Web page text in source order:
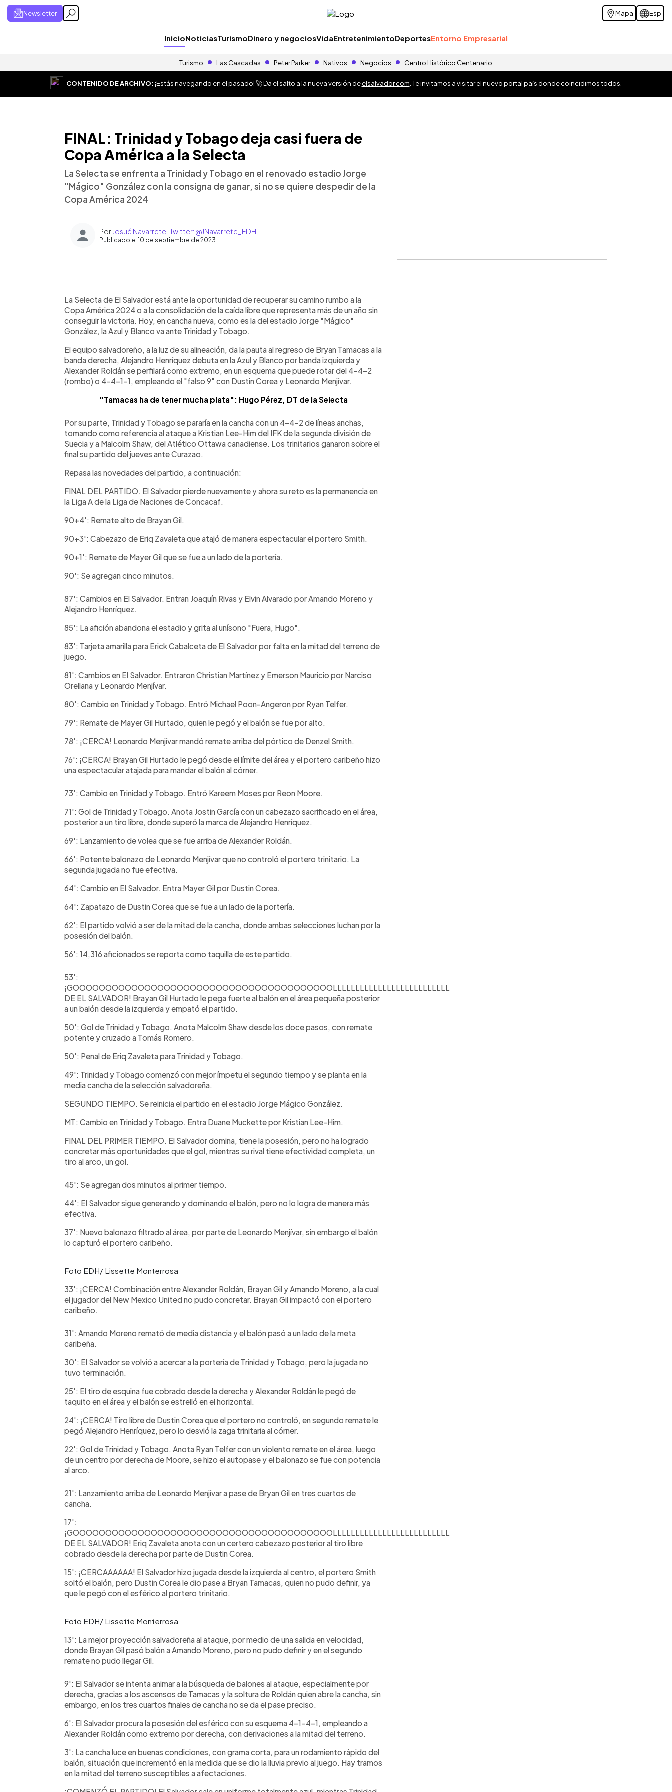
Newsletter Mapa Esp
InicioNoticiasTurismoDinero y negociosVidaEntretenimientoDeportesEntorno Empresarial
Turismo Las Cascadas Peter Parker Nativos Negocios Centro Histórico Centenario
CONTENIDO DE ARCHIVO:¡Estás navegando en el pasado! 🚀 Da el salto a la nueva versión deelsalvador.com . Te invitamos a visitar el nuevo portal país donde coincidimos todos.
FINAL: Trinidad y Tobago deja casi fuera de
Copa América a la Selecta
La Selecta se enfrenta a Trinidad y Tobago en el renovado estadio Jorge
"Mágico" González con la consigna de ganar, si no se quiere despedir de la
Copa América 2024
Por Josué Navarrete | Twitter: @JNavarrete_EDH
Publicado el 10 de septiembre de 2023
► Escuchar artículo
La Selecta de El Salvador está ante la oportunidad de recuperar su camino rumbo a la
Copa América 2024 o a la consolidación de la caída libre que representa más de un año sin
conseguir la victoria. Hoy, en cancha nueva, como es la del estadio Jorge "Mágico"
González, la Azul y Blanco va ante Trinidad y Tobago.
El equipo salvadoreño, a la luz de su alineación, da la pauta al regreso de Bryan Tamacas a la
banda derecha, Alejandro Henríquez debuta en la Azul y Blanco por banda izquierda y
Alexander Roldán se perfilará como extremo, en un esquema que puede rotar del 4-4-2
(rombo) o 4-4-1-1, empleando el "falso 9" con Dustin Corea y Leonardo Menjívar.
"Tamacas ha de tener mucha plata": Hugo Pérez, DT de la Selecta
Por su parte, Trinidad y Tobago se pararía en la cancha con un 4-4-2 de líneas anchas,
tomando como referencia al ataque a Kristian Lee-Him del IFK de la segunda división de
Suecia y a Malcolm Shaw, del Atlético Ottawa canadiense. Los trinitarios ganaron sobre el
final su partido del jueves ante Curazao.
Repasa las novedades del partido, a continuación:
FINAL DEL PARTIDO. El Salvador pierde nuevamente y ahora su reto es la permanencia en
la Liga A de la Liga de Naciones de Concacaf.
90+4': Remate alto de Brayan Gil.
90+3': Cabezazo de Eriq Zavaleta que atajó de manera espectacular el portero Smith.
90+1': Remate de Mayer Gil que se fue a un lado de la portería.
90': Se agregan cinco minutos.
87': Cambios en El Salvador. Entran Joaquín Rivas y Elvin Alvarado por Amando Moreno y
Alejandro Henríquez.
85': La afición abandona el estadio y grita al unísono "Fuera, Hugo".
83': Tarjeta amarilla para Erick Cabalceta de El Salvador por falta en la mitad del terreno de
juego.
81': Cambios en El Salvador. Entraron Christian Martínez y Emerson Mauricio por Narciso
Orellana y Leonardo Menjívar.
80': Cambio en Trinidad y Tobago. Entró Michael Poon-Angeron por Ryan Telfer.
79': Remate de Mayer Gil Hurtado, quien le pegó y el balón se fue por alto.
78': ¡CERCA! Leonardo Menjívar mandó remate arriba del pórtico de Denzel Smith.
76': ¡CERCA! Brayan Gil Hurtado le pegó desde el límite del área y el portero caribeño hizo
una espectacular atajada para mandar el balón al córner.
73': Cambio en Trinidad y Tobago. Entró Kareem Moses por Reon Moore.
71': Gol de Trinidad y Tobago. Anota Jostin García con un cabezazo sacrificado en el área,
posterior a un tiro libre, donde superó la marca de Alejandro Henríquez.
69': Lanzamiento de volea que se fue arriba de Alexander Roldán.
66': Potente balonazo de Leonardo Menjívar que no controló el portero trinitario. La
segunda jugada no fue efectiva.
64': Cambio en El Salvador. Entra Mayer Gil por Dustin Corea.
64': Zapatazo de Dustin Corea que se fue a un lado de la portería.
62': El partido volvió a ser de la mitad de la cancha, donde ambas selecciones luchan por la
posesión del balón.
56': 14,316 aficionados se reporta como taquilla de este partido.
53':
¡GOOOOOOOOOOOOOOOOOOOOOOOOOOOOOOOOOOOOOOOOLLLLLLLLLLLLLLLLLLLLLLLLLL
DE EL SALVADOR! Brayan Gil Hurtado le pega fuerte al balón en el área pequeña posterior
a un balón desde la izquierda y empató el partido.
50': Gol de Trinidad y Tobago. Anota Malcolm Shaw desde los doce pasos, con remate
potente y cruzado a Tomás Romero.
50': Penal de Eriq Zavaleta para Trinidad y Tobago.
49': Trinidad y Tobago comenzó con mejor ímpetu el segundo tiempo y se planta en la
media cancha de la selección salvadoreña.
SEGUNDO TIEMPO. Se reinicia el partido en el estadio Jorge Mágico González.
MT: Cambio en Trinidad y Tobago. Entra Duane Muckette por Kristian Lee-Him.
FINAL DEL PRIMER TIEMPO. El Salvador domina, tiene la posesión, pero no ha logrado
concretar más oportunidades que el gol, mientras su rival tiene efectividad completa, un
tiro al arco, un gol.
45': Se agregan dos minutos al primer tiempo.
44': El Salvador sigue generando y dominando el balón, pero no lo logra de manera más
efectiva.
37': Nuevo balonazo filtrado al área, por parte de Leonardo Menjívar, sin embargo el balón
lo capturó el portero caribeño.
Foto EDH/ Lissette Monterrosa
33': ¡CERCA! Combinación entre Alexander Roldán, Brayan Gil y Amando Moreno, a la cual
el jugador del New Mexico United no pudo concretar. Brayan Gil impactó con el portero
caribeño.
31': Amando Moreno remató de media distancia y el balón pasó a un lado de la meta
caribeña.
30': El Salvador se volvió a acercar a la portería de Trinidad y Tobago, pero la jugada no
tuvo terminación.
25': El tiro de esquina fue cobrado desde la derecha y Alexander Roldán le pegó de
taquito en el área y el balón se estrelló en el horizontal.
24': ¡CERCA! Tiro libre de Dustin Corea que el portero no controló, en segundo remate le
pegó Alejandro Henríquez, pero lo desvió la zaga trinitaria al córner.
22': Gol de Trinidad y Tobago. Anota Ryan Telfer con un violento remate en el área, luego
de un centro por derecha de Moore, se hizo el autopase y el balonazo se fue con potencia
al arco.
21': Lanzamiento arriba de Leonardo Menjívar a pase de Bryan Gil en tres cuartos de
cancha.
17':
¡GOOOOOOOOOOOOOOOOOOOOOOOOOOOOOOOOOOOOOOOOLLLLLLLLLLLLLLLLLLLLLLLLLL
DE EL SALVADOR! Eriq Zavaleta anota con un certero cabezazo posterior al tiro libre
cobrado desde la derecha por parte de Dustin Corea.
15': ¡CERCAAAAAA! El Salvador hizo jugada desde la izquierda al centro, el portero Smith
soltó el balón, pero Dustin Corea le dio pase a Bryan Tamacas, quien no pudo definir, ya
que le pegó con el esférico al portero trinitario.
Foto EDH/ Lissette Monterrosa
13': La mejor proyección salvadoreña al ataque, por medio de una salida en velocidad,
donde Brayan Gil pasó balón a Amando Moreno, pero no pudo definir y en el segundo
remate no pudo llegar Gil.
9': El Salvador se intenta animar a la búsqueda de balones al ataque, especialmente por
derecha, gracias a los ascensos de Tamacas y la soltura de Roldán quien abre la cancha, sin
embargo, en los tres cuartos finales de cancha no se da el pase preciso.
6': El Salvador procura la posesión del esférico con su esquema 4-1-4-1, empleando a
Alexander Roldán como extremo por derecha, con derivaciones a la mitad del terreno.
3': La cancha luce en buenas condiciones, con grama corta, para un rodamiento rápido del
balón, situación que incrementó en la medida que se dio la lluvia previo al juego. Hay tramos
en la mitad del terreno susceptibles a afectaciones.